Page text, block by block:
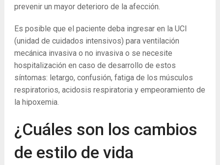
prevenir un mayor deterioro de la afección.
Es posible que el paciente deba ingresar en la UCI
(unidad de cuidados intensivos) para ventilación
mecánica invasiva o no invasiva o se necesite
hospitalización en caso de desarrollo de estos
síntomas: letargo, confusión, fatiga de los músculos
respiratorios, acidosis respiratoria y empeoramiento de
la hipoxemia.
¿Cuáles son los cambios
de estilo de vida